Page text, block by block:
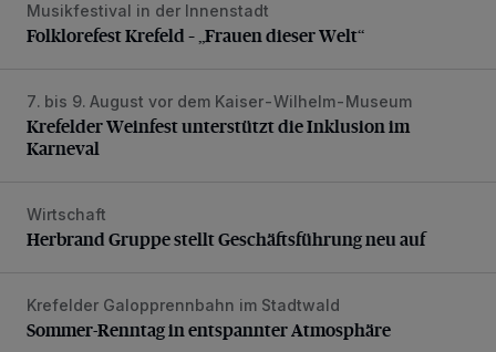
Folklorefest Krefeld – „Frauen dieser Welt“
Musikfestival in der Innenstadt
Folklorefest Krefeld – „Frauen dieser Welt“
Krefelder Weinfest unterstützt die Inklusion im Karneval
7. bis 9. August vor dem Kaiser-Wilhelm-Museum
Krefelder Weinfest unterstützt die Inklusion im
Karneval
Herbrand Gruppe stellt Geschäftsführung neu auf
Wirtschaft
Herbrand Gruppe stellt Geschäftsführung neu auf
Sommer-Renntag in entspannter Atmosphäre
Krefelder Galopprennbahn im Stadtwald
Sommer-Renntag in entspannter Atmosphäre